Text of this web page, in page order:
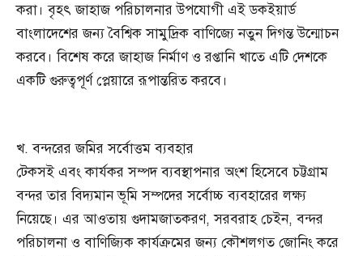
করা। বৃহৎ জাহাজ পরিচালনার উপযোগী এই ডকইয়ার্ড
বাংলাদেশের জন্য বৈশ্বিক সামুদ্রিক বাণিজ্যে নতুন দিগন্ত উন্মোচন
করবে। বিশেষ করে জাহাজ নির্মাণ ও রপ্তানি খাতে এটি দেশকে
একটি গুরুত্বপূর্ণ প্লেয়ারে রূপান্তরিত করবে।
খ. বন্দরের জমির সর্বোত্তম ব্যবহার
টেকসই এবং কার্যকর সম্পদ ব্যবস্থাপনার অংশ হিসেবে চট্টগ্রাম
বন্দর তার বিদ্যমান ভূমি সম্পদের সর্বোচ্চ ব্যবহারের লক্ষ্য
নিয়েছে। এর আওতায় গুদামজাতকরণ, সরবরাহ চেইন, বন্দর
পরিচালনা ও বাণিজ্যিক কার্যক্রমের জন্য কৌশলগত জোনিং করে